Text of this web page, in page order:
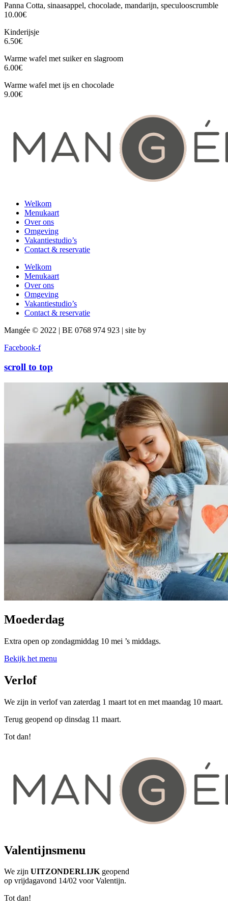
Panna Cotta, sinaasappel, chocolade, mandarijn, speculooscrumble
10.00€
Kinderijsje
6.50€
Warme wafel met suiker en slagroom
6.00€
Warme wafel met ijs en chocolade
9.00€
Welkom
Menukaart
Over ons
Omgeving
Vakantiestudio’s
Contact & reservatie
Welkom
Menukaart
Over ons
Omgeving
Vakantiestudio’s
Contact & reservatie
Mangée © 2022 | BE 0768 974 923 | site by
Facebook-f
scroll to top
Moederdag
Extra open op zondagmiddag 10 mei ’s middags.
Bekijk het menu
Verlof
We zijn in verlof van zaterdag 1 maart tot en met maandag 10 maart.
Terug geopend op dinsdag 11 maart.
Tot dan!
Valentijnsmenu
We zijn UITZONDERLIJKgeopend
op vrijdagavond 14/02 voor Valentijn.
Tot dan!